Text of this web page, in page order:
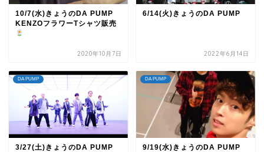
10/7(水)きょうのDA PUMP
KENZOフラワーTシャツ販売
2020年10月7日
6/14(火)きょうのDA PUMP
2022年6月14日
DA PUMP
3/27(土)きょうのDA PUMP
DA PUMP
9/19(水)きょうのDA PUMP